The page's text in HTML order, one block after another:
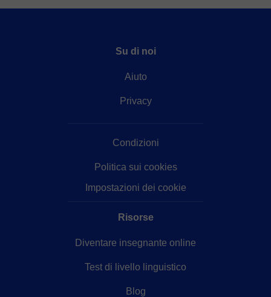
Su di noi
Aiuto
Privacy
Condizioni
Politica sui cookies
Impostazioni dei cookie
Risorse
Diventare insegnante online
Test di livello linguistico
Blog